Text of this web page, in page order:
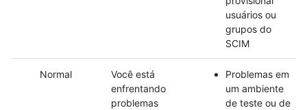
usuários ou
grupos do
SCIM
Normal
Você está
enfrentando
problemas
Problemas em
um ambiente
de teste ou de